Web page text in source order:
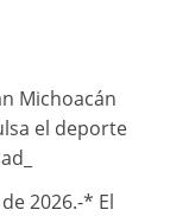
Michoacán
el deporte
2026.-* El